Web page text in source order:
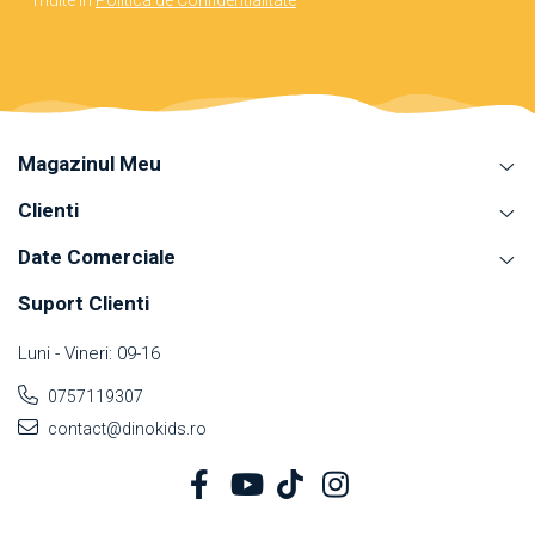
Magazinul Meu
Clienti
Date Comerciale
Suport Clienti
Luni - Vineri: 09-16
0757119307
contact@dinokids.ro